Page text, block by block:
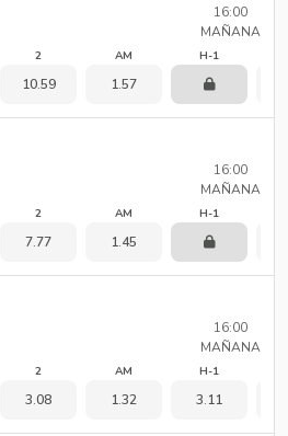
16:00
MAÑANA
2
10.59
AM
1.57
H-1
16:00
MAÑANA
2
7.77
AM
1.45
H-1
16:00
MAÑANA
2
3.08
AM
1.32
H-1
3.11